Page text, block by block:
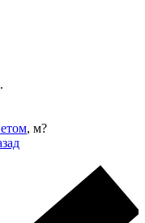
.
, м?